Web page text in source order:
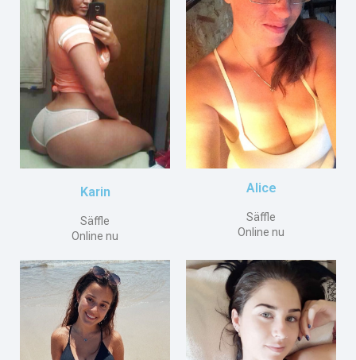
Karin
Säffle
Online nu
Alice
Säffle
Online nu